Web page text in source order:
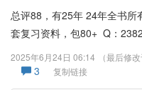
总评88，有25年 24年全书所
套复习资料，包80+ Q：
2025年6月24日 06:14 （最后修
3
复制链接